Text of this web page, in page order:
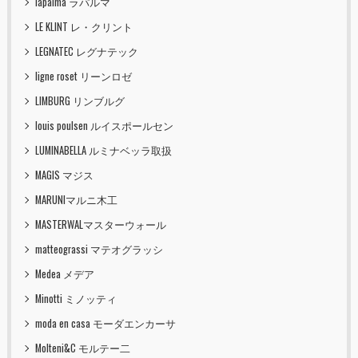
LE KLINT レ・クリント
LEGNATEC レグナテック
ligne roset リーンロゼ
LIMBURG リンブルグ
louis poulsen ルイスポールセン
LUMINABELLA ルミナベッラ取扱
MAGIS マジス
MARUNIマルニ木工
MASTERWALマスターウォール
matteograssi マテオグラッシ
Medea メデア
Minotti ミノッティ
moda en casa モーダエンカーサ
Molteni&C モルテー二